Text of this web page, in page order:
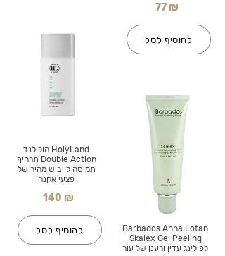
HolyLand הולילנד
Double Action תרחיף
תמיסה לייבוש מהיר של
פצעי אקנה
140 ₪
להוסיף לסל
77 ₪
להוסיף לסל
Barbados Anna Lotan
Skalex Gel Peeling
לפילינג עדין ורענן של עור